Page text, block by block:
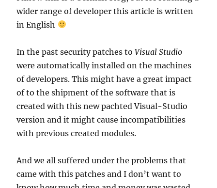
wider range of developer this article is written
in English
In the past security patches toVisual Studio
were automatically installed on the machines
of developers. This might have a great impact
of to the shipment of the software that is
created with this new pachted Visual-Studio
version and it might cause incompatibilities
with previous created modules.
And we all suffered under the problems that
came with this patches and I don’t want to